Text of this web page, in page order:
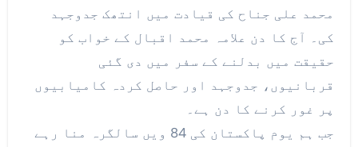
محمد علی جناح کی قیادت میں انتھک جدوجہد
کی۔ آج کا دن علامہ محمد اقبال کے خواب کو
حقیقت میں بدلنے کے سفر میں دی گئی
قربانیوں، جدوجہد اور حاصل کردہ کامیابیوں
پر غور کرنے کا دن ہے۔
جب ہم یوم پاکستان کی 84 ویں سالگرہ منا رہے